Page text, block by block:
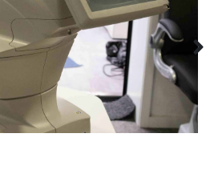
TOPCON TRC NW400